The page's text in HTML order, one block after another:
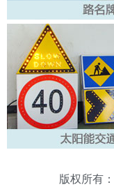
版权所有：